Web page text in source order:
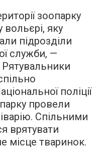
зоопарку
яку
підрозділи
служби, —
поліції
провели
Спільними
врятувати
місце тваринок.